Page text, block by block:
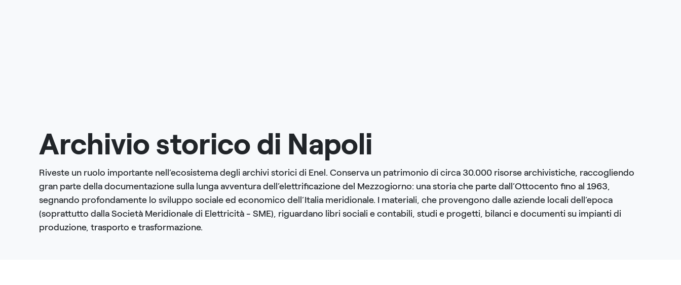
Archivio storico di Napoli
Riveste un ruolo importante nell’ecosistema degli archivi storici di Enel. Conserva un patrimonio di circa 30.000 risorse archivistiche, raccogliendo
gran parte della documentazione sulla lunga avventura dell’elettrificazione del Mezzogiorno: una storia che parte dall’Ottocento fino al 1963,
segnando profondamente lo sviluppo sociale ed economico dell’Italia meridionale. I materiali, che provengono dalle aziende locali dell’epoca
(soprattutto dalla Società Meridionale di Elettricità - SME), riguardano libri sociali e contabili, studi e progetti, bilanci e documenti su impianti di
produzione, trasporto e trasformazione.